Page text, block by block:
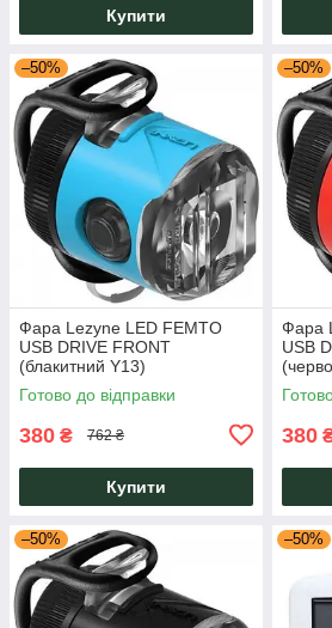
Купити
–50%
Фара Lezyne LED FEMTO
USB DRIVE FRONT
(блакитний Y13)
Готово до відправки
380 ₴ 762 ₴
Купити
–50%
Фара
USB
380
–50% –50%